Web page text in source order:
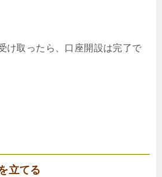
け取ったら、口座開設は完了で
立てる